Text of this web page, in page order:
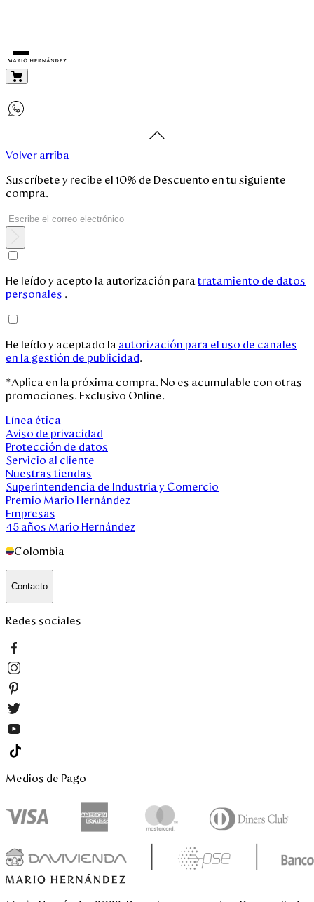
Hombre
Unisex
Viaje
Colecciones
Disney
Mi cuenta
Blog
Servicio al cliente
Nuestras Tiendas
USA
Volver arriba
Suscríbete y recibe el 10% de Descuento en tu siguiente
compra.
He leído y acepto la autorización para tratamiento de datos
personales .
He leído y aceptado la autorización para el uso de canales
en la gestión de publicidad.
*Aplica en la próxima compra. No es acumulable con otras
promociones. Exclusivo Online.
Línea ética
Aviso de privacidad
Protección de datos
Servicio al cliente
Nuestras tiendas
Superintendencia de Industria y Comercio
Premio Mario Hernández
Empresas
45 años Mario Hernández
Colombia
Contacto
Redes sociales
Medios de Pago